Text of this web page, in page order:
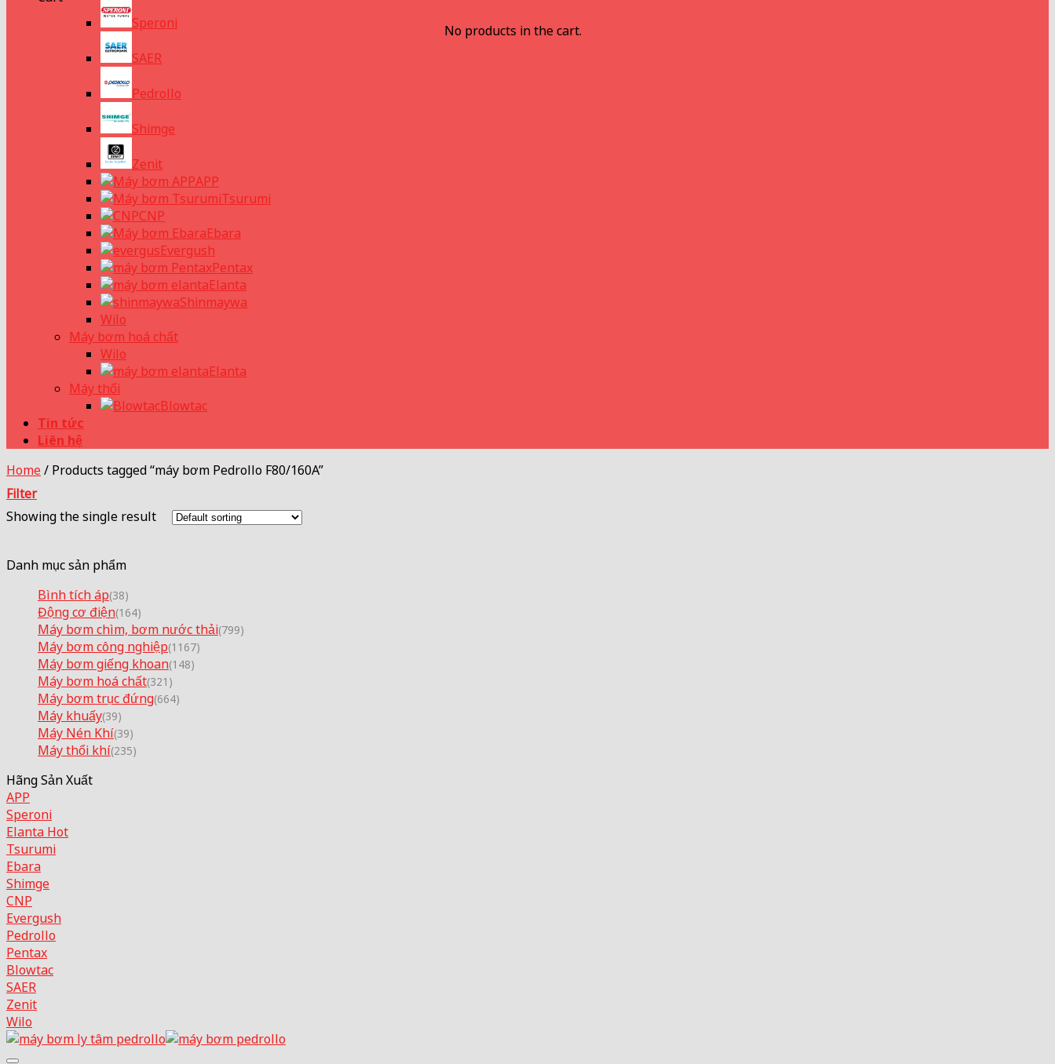
No products in the cart.
Speroni
SAER
Pedrollo
Shimge
Zenit
APP
Tsurumi
CNP
Ebara
Evergush
Pentax
Elanta
Shinmaywa
Wilo
Máy bơm hoá chất
Wilo
Elanta
Máy thổi
Blowtac
Tin tức
Liên hệ
Home/ Products tagged “máy bơm Pedrollo F80/160A”
Filter
Showing the single result
Danh mục sản phẩm
Bình tích áp(38)
Động cơ điện(164)
Máy bơm chìm, bơm nước thải(799)
Máy bơm công nghiệp(1167)
Máy bơm giếng khoan(148)
Máy bơm hoá chất(321)
Máy bơm trục đứng(664)
Máy khuấy(39)
Máy Nén Khí(39)
Máy thổi khí(235)
Hãng Sản Xuất
APP
Speroni
Elanta
Tsurumi
Ebara
Shimge
CNP
Evergush
Pedrollo
Pentax
Blowtac
SAER
Zenit
Wilo